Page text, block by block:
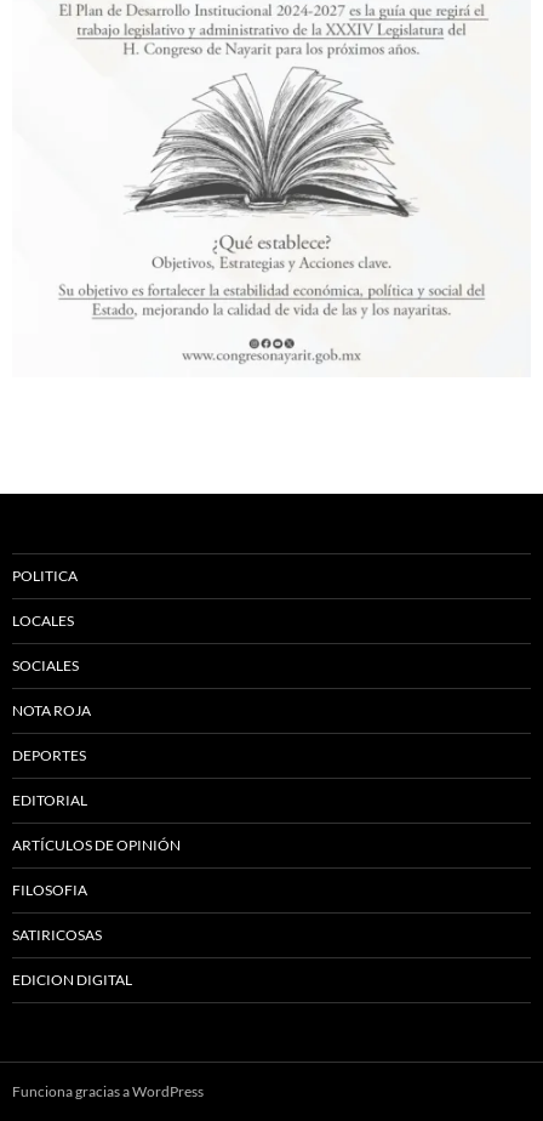
POLITICA
LOCALES
SOCIALES
NOTA ROJA
DEPORTES
EDITORIAL
ARTÍCULOS DE OPINIÓN
FILOSOFIA
SATIRICOSAS
EDICION DIGITAL
Funciona gracias a WordPress